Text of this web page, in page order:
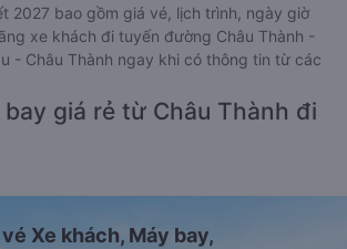
2027 bao gồm giá vé, lịch trình, ngày giờ
xe khách đi tuyến đường Châu Thành -
- Châu Thành ngay khi có thông tin từ các
giá rẻ từ Châu Thành đi
Xe khách, Máy bay,